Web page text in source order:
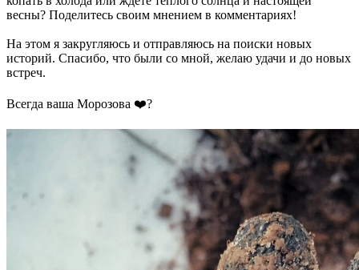
весны? Поделитесь своим мнением в комментариях!
На этом я закругляюсь и отправляюсь на поиски новых
историй. Спасибо, что были со мной, желаю удачи и до новых
встреч.
Всегда ваша Морозова ❤️‍?